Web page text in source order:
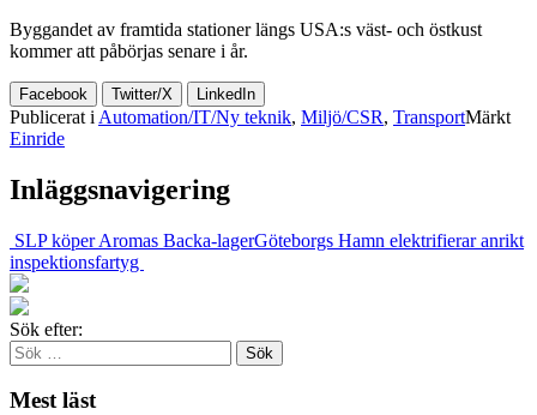
Byggandet av framtida stationer längs USA:s väst- och östkust
kommer att påbörjas senare i år.
Facebook Twitter/X LinkedIn
Publicerat i Automation/IT/Ny teknik, Miljö/CSR, TransportMärkt
Einride
Inläggsnavigering
SLP köper Aromas Backa-lagerGöteborgs Hamn elektrifierar anrikt
inspektionsfartyg
Sök efter:
Mest läst